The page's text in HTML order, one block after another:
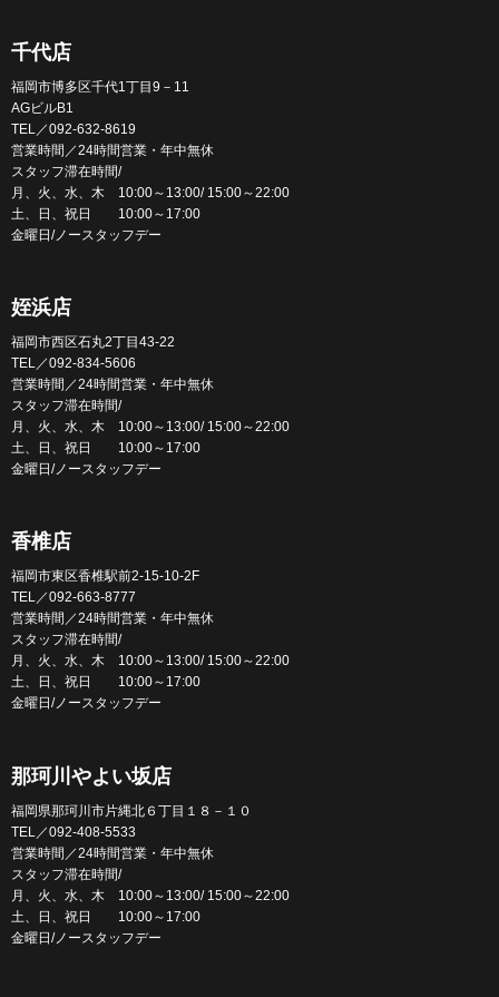
千代店
福岡市博多区千代1丁目9－11
AGビルB1
TEL／092-632-8619
営業時間／24時間営業・年中無休
スタッフ滞在時間/
月、火、水、木 10:00～13:00/ 15:00～22:00
土、日、祝日 10:00～17:00
金曜日/ノースタッフデー
姪浜店
福岡市西区石丸2丁目43-22
TEL／092-834-5606
営業時間／24時間営業・年中無休
スタッフ滞在時間/
月、火、水、木 10:00～13:00/ 15:00～22:00
土、日、祝日 10:00～17:00
金曜日/ノースタッフデー
香椎店
福岡市東区香椎駅前2-15-10-2F
TEL／092-663-8777
営業時間／24時間営業・年中無休
スタッフ滞在時間/
月、火、水、木 10:00～13:00/ 15:00～22:00
土、日、祝日 10:00～17:00
金曜日/ノースタッフデー
那珂川やよい坂店
福岡県那珂川市片縄北６丁目１８－１０
TEL／092-408-5533
営業時間／24時間営業・年中無休
スタッフ滞在時間/
月、火、水、木 10:00～13:00/ 15:00～22:00
土、日、祝日 10:00～17:00
金曜日/ノースタッフデー